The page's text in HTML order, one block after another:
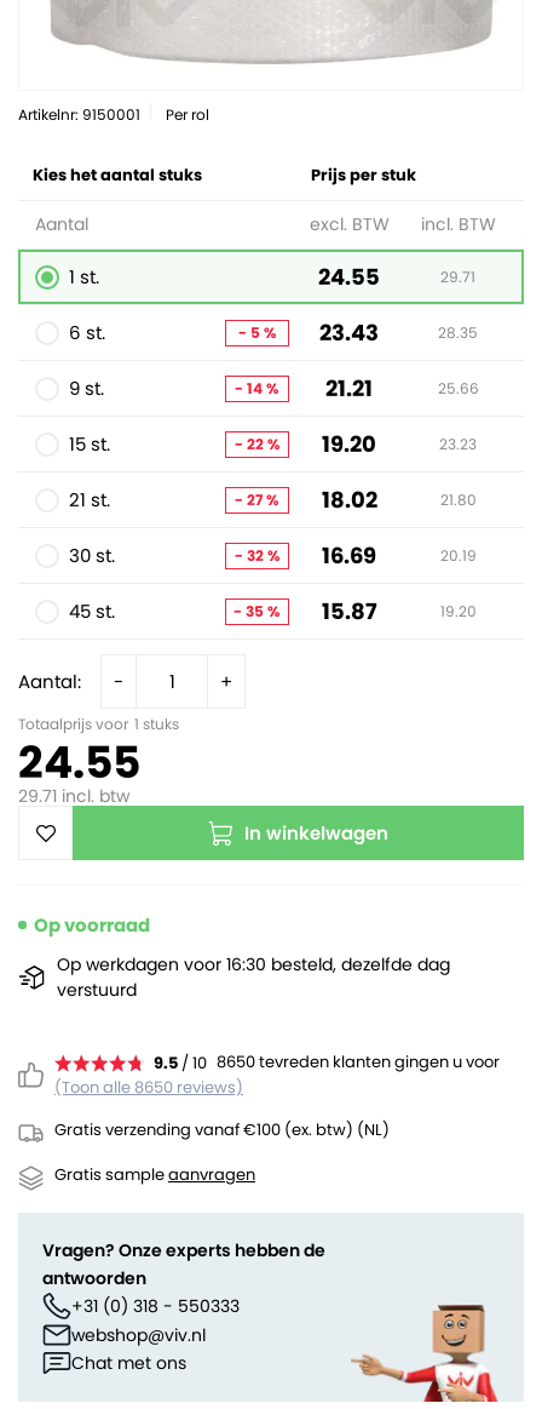
Artikelnr: 9150001 Per rol
Aantal: - +
Totaalprijs voor 1 stuks
24.55
29.71 incl. btw
In winkelwagen
9.5 / 10 8650 tevreden klanten gingen u voor
(Toon alle 8650 reviews)
Gratis verzending vanaf €100 (ex. btw) (NL)
Gratis sampleaanvragen
Kies het aantal stuks Prijs per stuk
Aantal excl. BTW incl. BTW
1 st. 24.55 29.71
6 st. - 5 % 23.43 28.35
9 st. - 14 % 21.21 25.66
15 st. - 22 % 19.20 23.23
21 st. - 27 % 18.02 21.80
30 st. - 32 % 16.69 20.19
45 st. - 35 % 15.87 19.20
Op voorraad
Op werkdagen voor 16:30 besteld, dezelfde dag
verstuurd
Vragen? Onze experts hebben de
antwoorden
+31 (0) 318 - 550333
webshop@viv.nl
Chat met ons